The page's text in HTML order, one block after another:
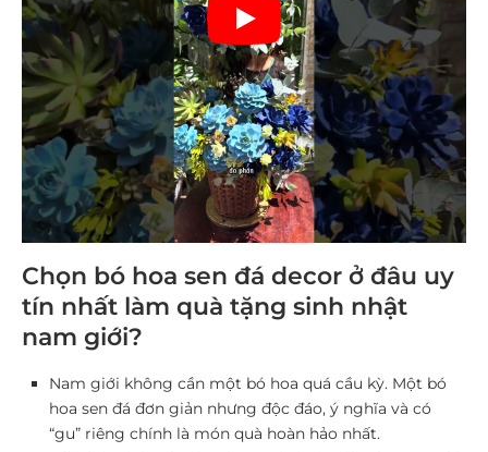
Chọn bó hoa sen đá decor ở đâu uy
tín nhất làm quà tặng sinh nhật
nam giới?
Nam giới không cần một bó hoa quá cầu kỳ. Một bó
hoa sen đá đơn giản nhưng độc đáo, ý nghĩa và có
“gu” riêng chính là món quà hoàn hảo nhất.